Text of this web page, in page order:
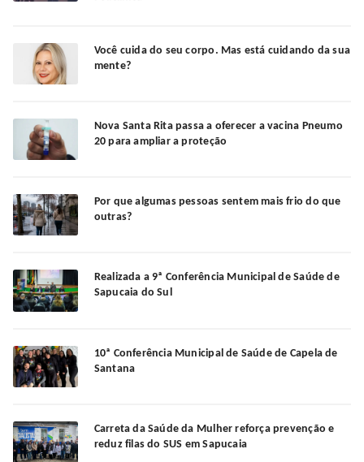
Você cuida do seu corpo. Mas está cuidando da sua
mente?
Nova Santa Rita passa a oferecer a vacina Pneumo
20 para ampliar a proteção
Por que algumas pessoas sentem mais frio do que
outras?
Realizada a 9ª Conferência Municipal de Saúde de
Sapucaia do Sul
10ª Conferência Municipal de Saúde de Capela de
Santana
Carreta da Saúde da Mulher reforça prevenção e
reduz filas do SUS em Sapucaia